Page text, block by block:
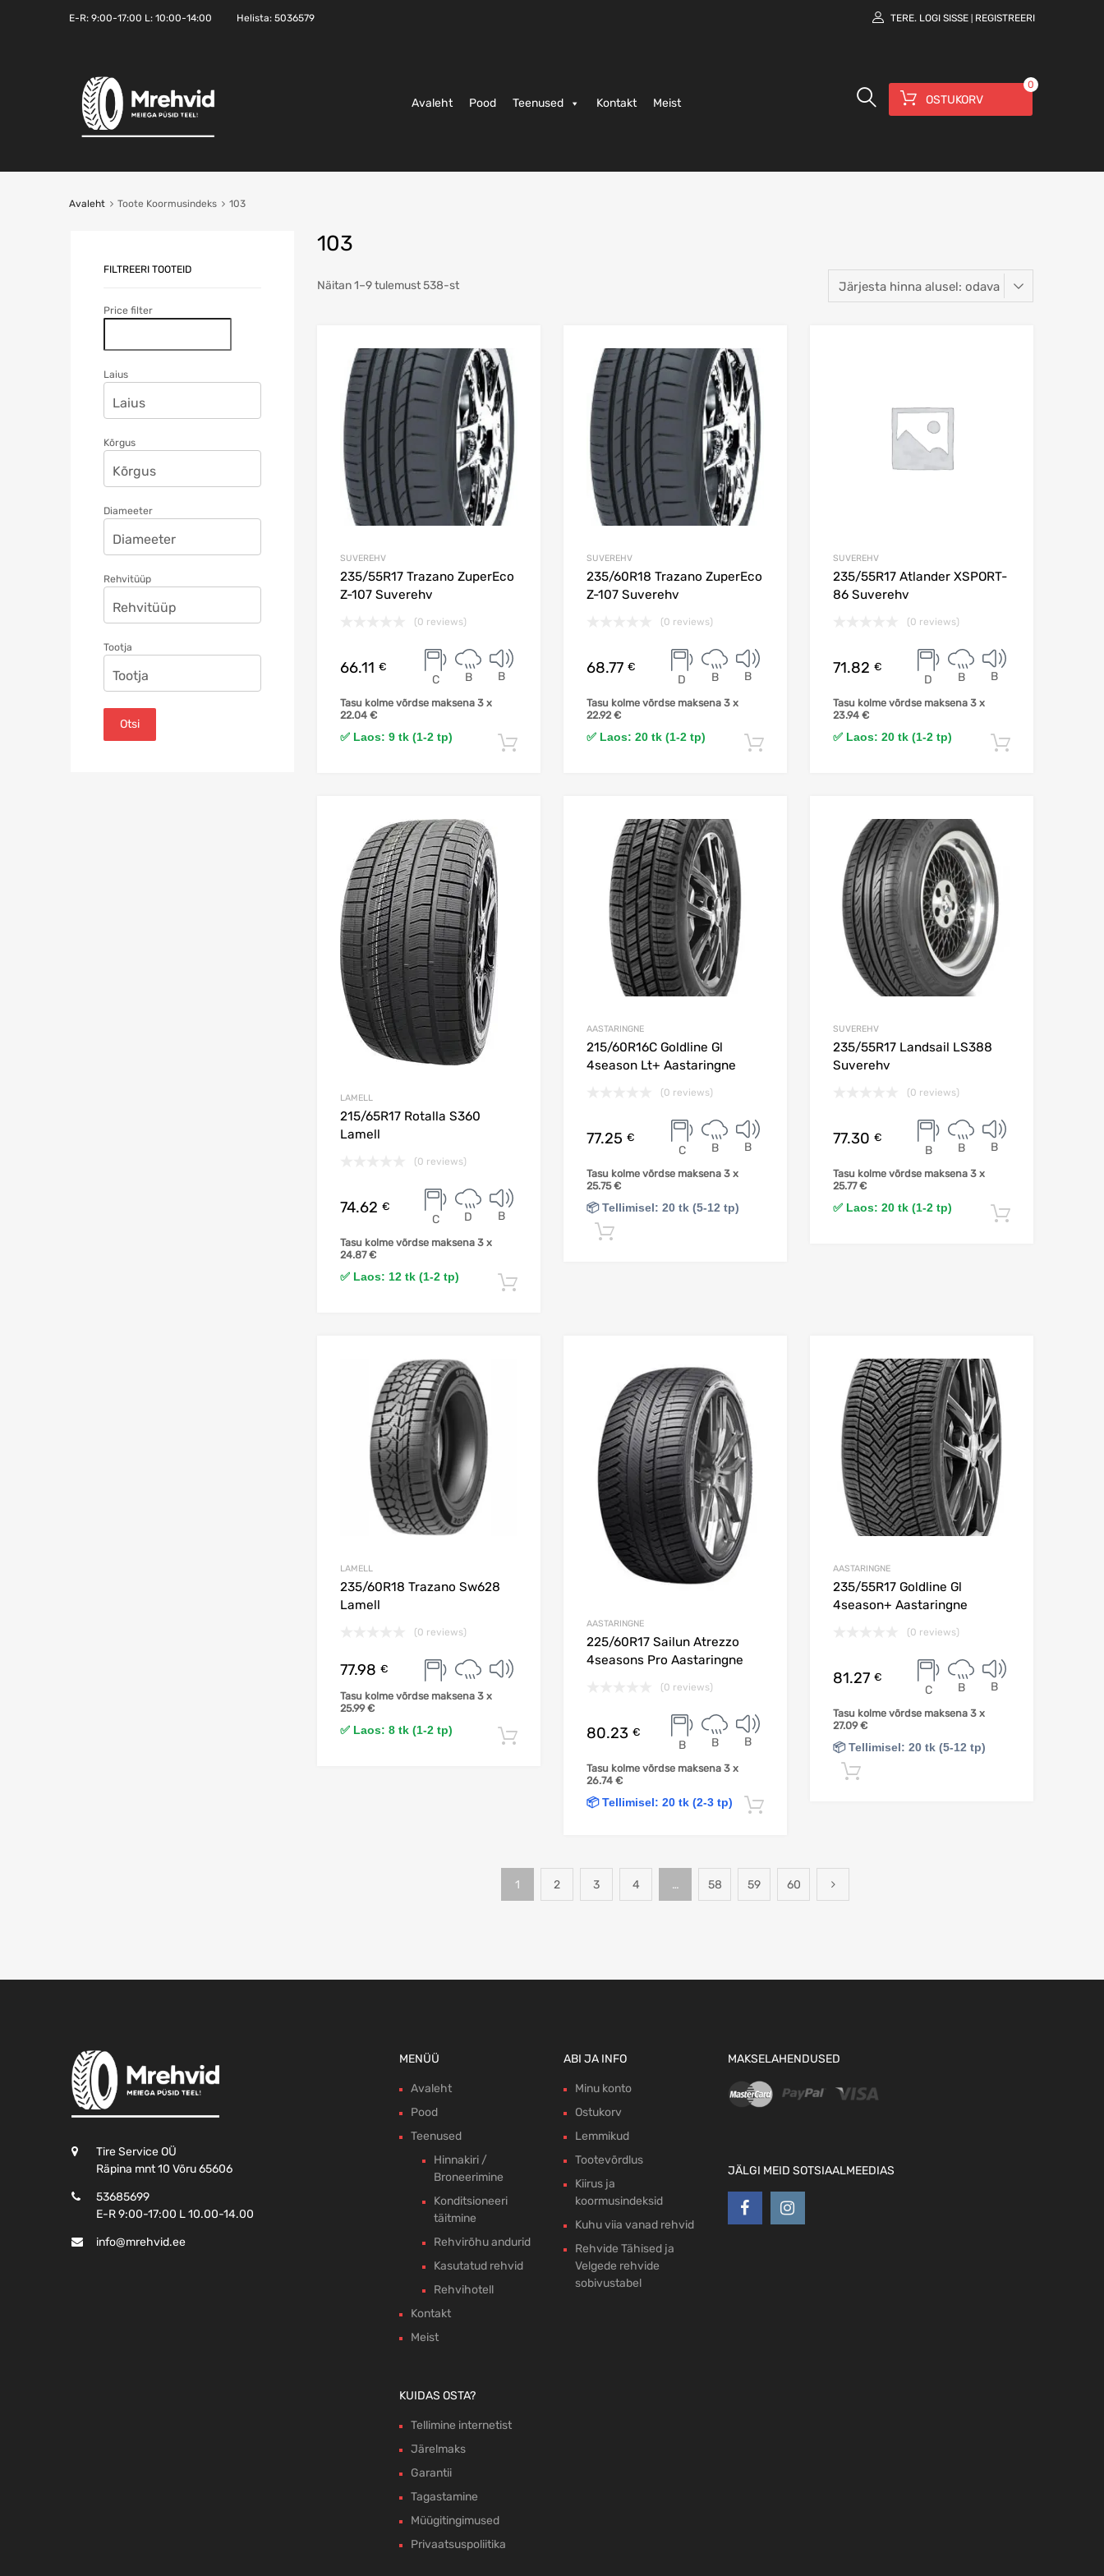
E-R: 9:00-17:00 L: 10:00-14:00 Helista: 5036579 TERE. LOGI SISSE REGISTREERI
OSTUKORV
0
Avaleht Pood Teenused Kontakt Meist
Avaleht Toote Koormusindeks 103
103
Näitan 1–9 tulemust 538-st
SUVEREHV
235/55R17 Trazano ZuperEco
Z-107 Suverehv
(0 reviews)
66.11 €
C B B
Tasu kolme võrdse maksena 3 x
22.04 €
✅ Laos: 9 tk (1-2 tp) Lisa korvi
SUVEREHV
235/60R18 Trazano ZuperEco
Z-107 Suverehv
(0 reviews)
68.77 €
D B B
Tasu kolme võrdse maksena 3 x
22.92 €
✅ Laos: 20 tk (1-2 tp) Lisa korvi
SUVEREHV
235/55R17 Atlander XSPORT-
86 Suverehv
(0 reviews)
71.82 €
D B B
Tasu kolme võrdse maksena 3 x
23.94 €
✅ Laos: 20 tk (1-2 tp)
LAMELL
215/65R17 Rotalla S360
Lamell
(0 reviews)
74.62 €
C D B
Tasu kolme võrdse maksena 3 x
24.87€
✅ Laos: 12 tk (1-2 tp)
AASTARINGNE
215/60R16C Goldline Gl
4season Lt+ Aastaringne
(0 reviews)
77.25 €
C B B
Tasu kolme võrdse maksena 3 x
25.75€
📦 Tellimisel: 20 tk (5-12 tp)
SUVEREHV
235/55R17 Landsail LS388
Suverehv
(0 reviews)
77.30 €
B B B
Tasu kolme võrdse maksena 3 x
25.77€
✅ Laos: 20 tk (1-2 tp)
LAMELL
235/60R18 Trazano Sw628
Lamell
(0 reviews)
77.98 €
Tasu kolme võrdse maksena 3 x
25.99€
✅ Laos: 8 tk (1-2 tp) Lisa korvi
AASTARINGNE
225/60R17 Sailun Atrezzo
4seasons Pro Aastaringne
(0 reviews)
80.23 €
B B B
Tasu kolme võrdse maksena 3 x
26.74 €
📦 Tellimisel: 20 tk (2-3 tp)
AASTARINGNE
235/55R17 Goldline Gl
4season+ Aastaringne
(0 reviews)
81.27 €
C B B
Tasu kolme võrdse maksena 3 x
27.09€
📦 Tellimisel: 20 tk (5-12 tp)
1 2 3 4 … 58 59 60
FILTREERI TOOTEID
Price filter
Laius
Kõrgus
Diameeter
Rehvitüüp
Tootja
Otsi
Tire Service OÜ
Räpina mnt 10 Võru 65606
53685699
E-R 9:00-17:00 L 10.00-14.00
info@mrehvid.ee
MENÜÜ
Avaleht
Pood
Teenused
Hinnakiri /
Broneerimine
Konditsioneeri
täitmine
Rehvirõhu andurid
Kasutatud rehvid
Rehvihotell
Kontakt
Meist
KUIDAS OSTA?
Tellimine internetist
Järelmaks
Garantii
Tagastamine
Müügitingimused
Privaatsuspoliitika
ABI JA INFO
Minu konto
Ostukorv
Lemmikud
Tootevõrdlus
Kiirus ja
koormusindeksid
Kuhu viia vanad rehvid
Rehvide Tähised ja
Velgede rehvide
sobivustabel
MAKSELAHENDUSED
JÄLGI MEID SOTSIAALMEEDIAS